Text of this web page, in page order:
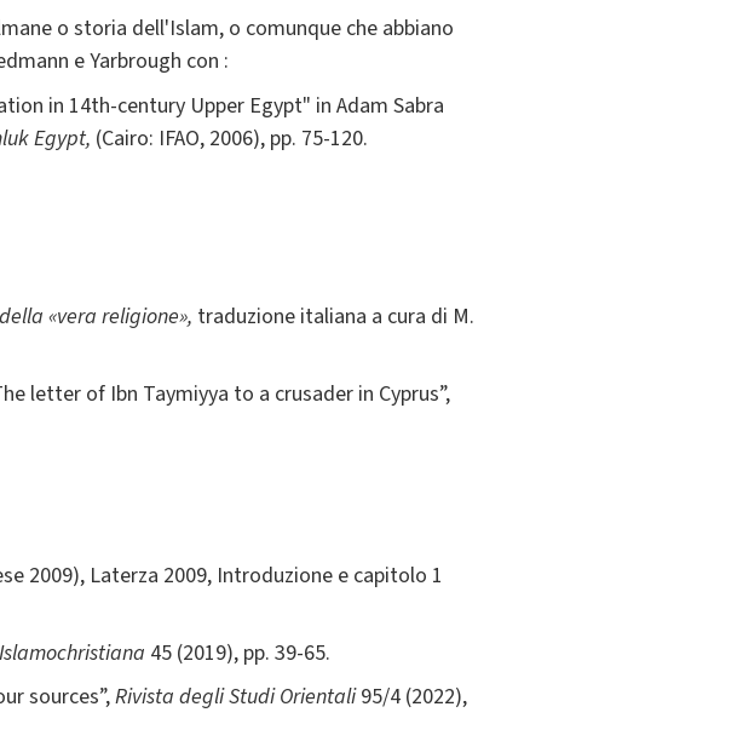
o storia dell'Islam, o comunque che abbiano
e Yarbrough con :
in 14th-century Upper Egypt" in Adam Sabra
Egypt, (Cairo: IFAO, 2006), pp. 75-120.
«vera religione», traduzione italiana a cura di M.
letter of Ibn Taymiyya to a crusader in Cyprus”,
2009), Laterza 2009, Introduzione e capitolo 1
Islamochristiana 45 (2019), pp. 39-65.
sources”,Rivista degli Studi Orientali95/4 (2022),